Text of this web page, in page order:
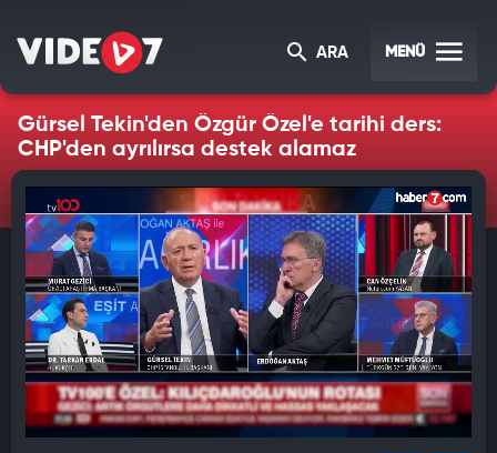
ARA MENÜ
Gürsel Tekin'den Özgür Özel'e tarihi ders:
CHP'den ayrılırsa destek alamaz